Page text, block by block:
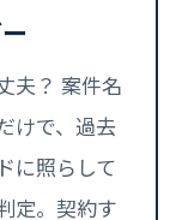
夫？ 案件名
けで、過去
に照らして
定。契約す